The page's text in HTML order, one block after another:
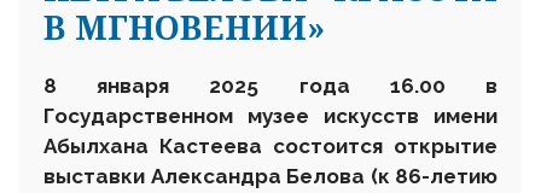
В МГНОВЕНИИ»
8 января 2025 года 16.00 в
Государственном музее искусств имени
Абылхана Кастеева состоится открытие
выставки Александра Белова (к 86-летию